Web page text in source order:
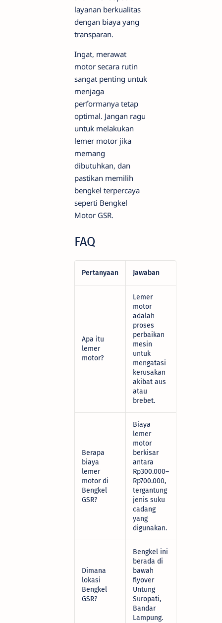
layanan berkualitas
dengan biaya yang
transparan.
Ingat, merawat
motor secara rutin
sangat penting untuk
menjaga
performanya tetap
optimal. Jangan ragu
untuk melakukan
lemer motor jika
memang
dibutuhkan, dan
pastikan memilih
bengkel terpercaya
seperti Bengkel
Motor GSR.
FAQ
Pertanyaan Jawaban
Apa itu
lemer
motor?
Lemer
motor
adalah
proses
perbaikan
mesin
untuk
mengatasi
kerusakan
akibat aus
atau
brebet.
Berapa
biaya
lemer
motor di
Bengkel
GSR?
Biaya
lemer
motor
berkisar
antara
Rp300.000–
Rp700.000,
tergantung
jenis suku
cadang
yang
digunakan.
Dimana
lokasi
Bengkel
GSR?
Bengkel ini
berada di
bawah
flyover
Untung
Suropati,
Bandar
Lampung.